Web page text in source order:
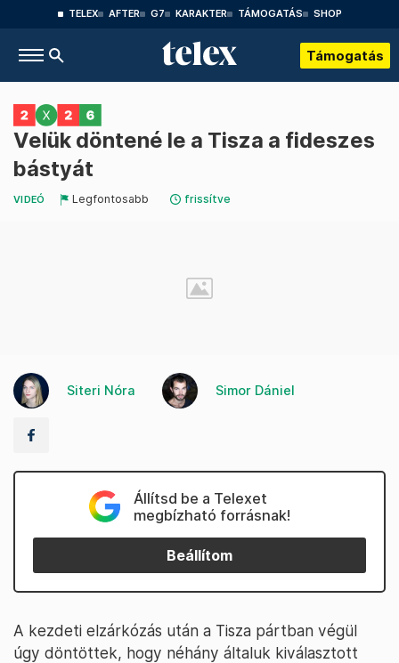
TELEX AFTER G7 KARAKTER TÁMOGATÁS SHOP
Támogatás
Velük döntené le a Tisza a fideszes
bástyát
VIDEÓ Legfontosabb frissítve
Siteri Nóra Simor Dániel
Állítsd be a Telexet
megbízható forrásnak!
Beállítom
A kezdeti elzárkózás után a Tisza pártban végül
úgy döntöttek, hogy néhány általuk kiválasztott